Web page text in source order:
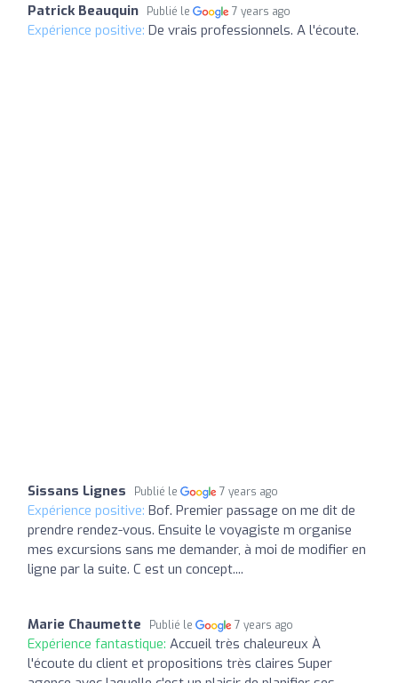
Patrick Beauquin Publié le 7 years ago
Expérience positive: De vrais professionnels. A l'écoute.
Sissans Lignes Publié le 7 years ago
Expérience positive: Bof. Premier passage on me dit de
prendre rendez-vous. Ensuite le voyagiste m organise
mes excursions sans me demander, à moi de modifier en
ligne par la suite. C est un concept....
Marie Chaumette Publié le 7 years ago
Expérience fantastique: Accueil très chaleureux À
l'écoute du client et propositions très claires Super